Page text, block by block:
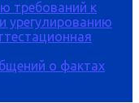
требований к
урегулированию
о фактах